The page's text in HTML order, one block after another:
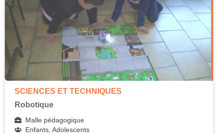
SCIENCES ET TECHNIQUES
Robotique
Malle pédagogique
Enfants, Adolescents